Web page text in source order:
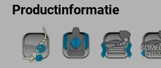
Productinformatie